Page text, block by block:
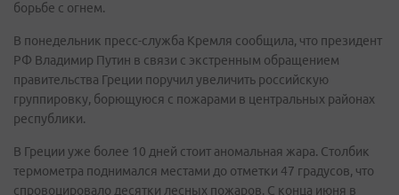
борьбе с огнем.
В понедельник пресс-служба Кремля сообщила, что президент
РФ Владимир Путин в связи с экстренным обращением
правительства Греции поручил увеличить российскую
группировку, борющуюся с пожарами в центральных районах
республики.
В Греции уже более 10 дней стоит аномальная жара. Столбик
термометра поднимался местами до отметки 47 градусов, что
спровоцировало десятки лесных пожаров. С конца июня в